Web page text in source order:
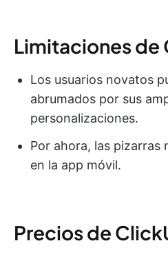
Limitaciones de
Los usuarios novatos
abrumados por sus
personalizaciones.
Por ahora, las pizarras
en la app móvil.
Precios de